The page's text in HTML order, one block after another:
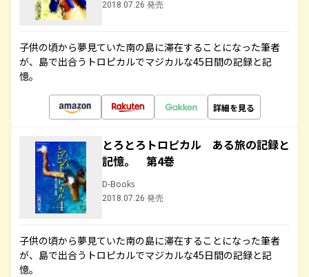
2018.07.26 発売
子供の頃から夢見ていた南の島に滞在することになった筆者
が、島で出合うトロピカルでマジカルな45日間の記録と記
憶。
詳細を見る
とろとろトロピカル ある旅の記録と
記憶。 第4巻
D-Books
2018.07.26 発売
子供の頃から夢見ていた南の島に滞在することになった筆者
が、島で出合うトロピカルでマジカルな45日間の記録と記
憶。